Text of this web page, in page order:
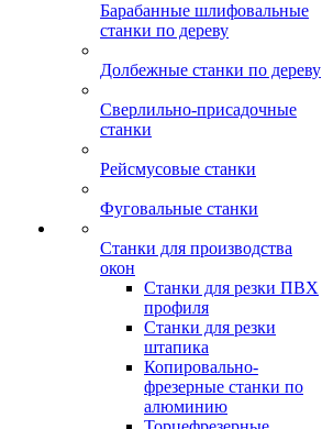
Барабанные шлифовальные
станки по дереву
Долбежные станки по дереву
Сверлильно-присадочные
станки
Рейсмусовые станки
Фуговальные станки
Станки для производства
окон
Станки для резки ПВХ
профиля
Станки для резки
штапика
Копировально-
фрезерные станки по
алюминию